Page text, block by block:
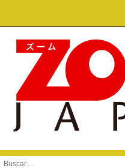
Buscar :